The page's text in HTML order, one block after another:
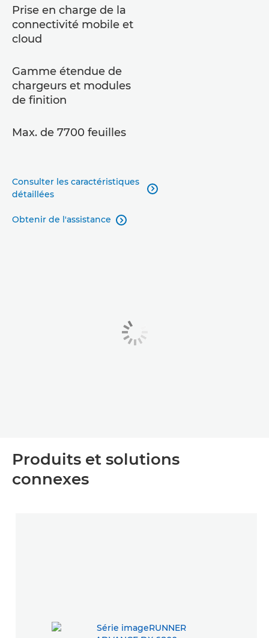
Prise en charge de la
connectivité mobile et
cloud
Gamme étendue de
chargeurs et modules
de finition
Max. de 7700 feuilles
Consulter les caractéristiques
détaillées

Obtenir de l'assistance 
Produits et solutions
connexes